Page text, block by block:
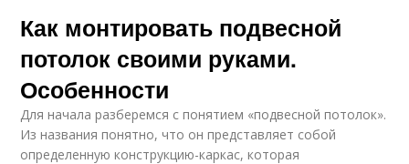
Как монтировать подвесной
потолок своими руками.
Особенности
Для начала разберемся с понятием «подвесной потолок».
Из названия понятно, что он представляет собой
определенную конструкцию-каркас, которая